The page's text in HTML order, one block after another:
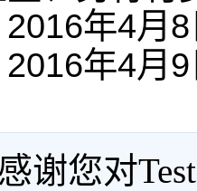
年4月
年4月
谢您对